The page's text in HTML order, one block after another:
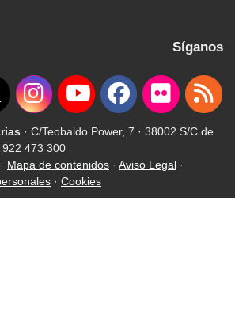
Síganos
· C/Teobaldo Power, 7 · 38002 S/C de
922 473 300
· Mapa de contenidos · Aviso Legal ·
· Cookies